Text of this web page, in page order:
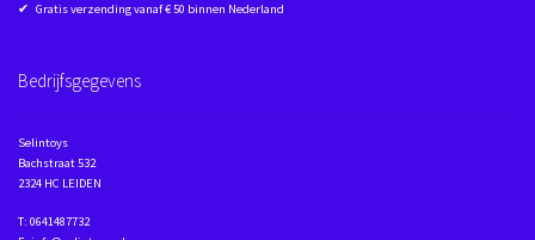
✔ Gratis verzending vanaf € 50 binnen Nederland
Bedrijfsgegevens
Selintoys
Bachstraat 532
2324 HC LEIDEN
T: 0641487732